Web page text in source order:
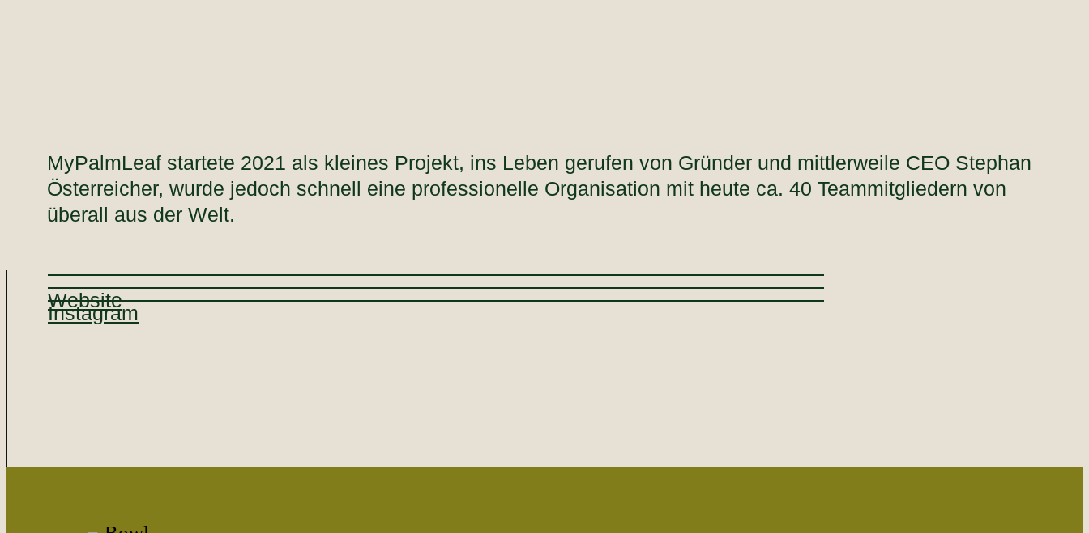
MyPalmLeaf startete 2021 als kleines Projekt, ins Leben gerufen von Gründer und mittlerweile CEO Stephan
Österreicher, wurde jedoch schnell eine professionelle Organisation mit heute ca. 40 Teammitgliedern von
überall aus der Welt.
Website
Instagram